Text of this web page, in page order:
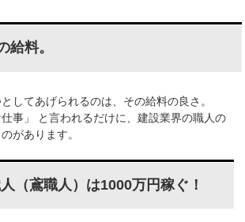
給料。
してあげられるのは、その給料の良さ。
事」
と言われるだけに、建設業界の職人の
があります。
（鳶職人）は1000万円稼ぐ！